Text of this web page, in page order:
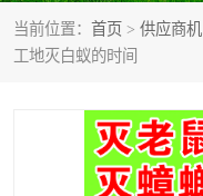
当前位置： 首页 > 供应商机
工地灭白蚁的时间
南宁除虫公司